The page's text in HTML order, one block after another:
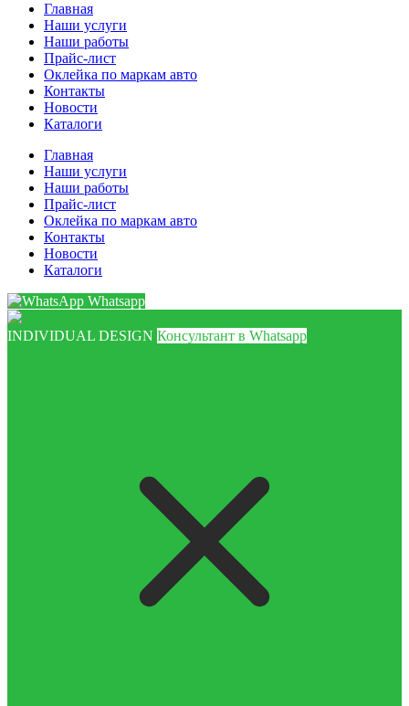
Главная
Наши услуги
Наши работы
Прайс-лист
Оклейка по маркам авто
Контакты
Новости
Каталоги
Главная
Наши услуги
Наши работы
Прайс-лист
Оклейка по маркам авто
Контакты
Новости
Каталоги
Whatsapp
INDIVIDUAL DESIGN Консультант в Whatsapp